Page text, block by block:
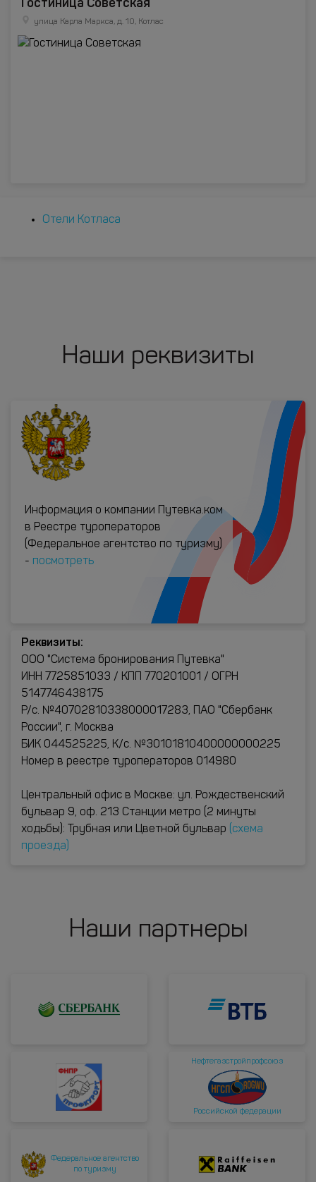
улица Карла Маркса, д. 10, Котлас
Отели Котласа
Наши реквизиты
Информация о компании Путевка.ком
в Реестре туроператоров
(Федеральное агентство по туризму)
- посмотреть
Реквизиты:
ООО "Система бронирования Путевка"
ИНН 7725851033 / КПП 770201001 / ОГРН
5147746438175
Р/с. №40702810338000017283, ПАО "Сбербанк
России", г. Москва
БИК 044525225, К/с. №30101810400000000225
Номер в реестре туроператоров 014980
Центральный офис в Москве: ул. Рождественский
бульвар 9, оф. 213 Станции метро (2 минуты
ходьбы): Трубная или Цветной бульвар
(схема
проезда)
Наши партнеры
Нефтегазстройпрофсоюз
Российской федерации
Федеральное агентство
по туризму